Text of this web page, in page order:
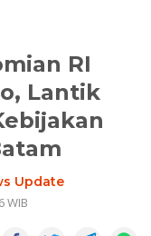
RI
Lantik
Update
WIB